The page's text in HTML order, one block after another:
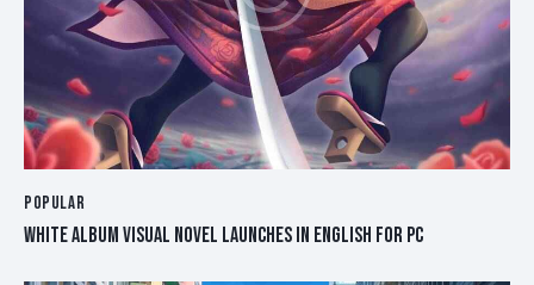
POPULAR
WHITE ALBUM VISUAL NOVEL LAUNCHES IN ENGLISH FOR PC